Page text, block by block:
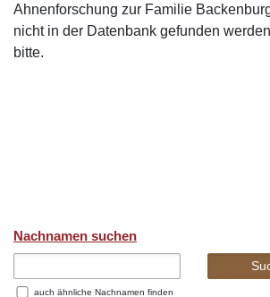
Ahnenforschung zur Familie
nicht in der Datenbank gefunden
bitte.
Nachnamen suchen
auch ähnliche Nachnamen finden